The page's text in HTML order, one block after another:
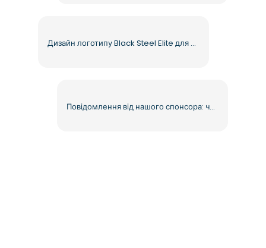
Дизайн логотипу Black Steel Elite для креативних проектів, безкоштовний PNG
Повідомлення від нашого спонсора: червоний вінтажний текст, безкоштовно завантажити PNG